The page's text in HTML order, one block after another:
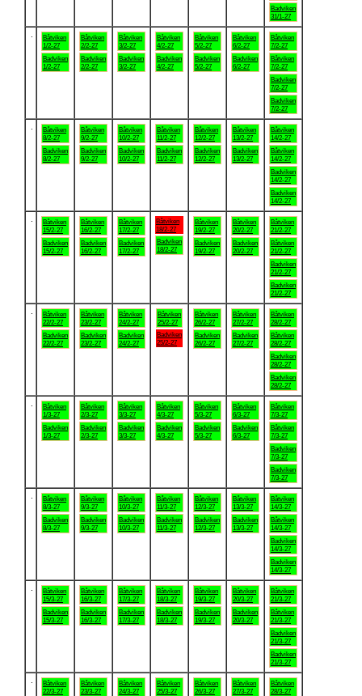
Badviken
31/1-27
Båtviken
1/2-27
Badviken
1/2-27
Båtviken
2/2-27
Badviken
2/2-27
Båtviken
3/2-27
Badviken
3/2-27
Båtviken
4/2-27
Badviken
4/2-27
Båtviken
5/2-27
Badviken
5/2-27
Båtviken
6/2-27
Badviken
6/2-27
Båtviken
7/2-27
Båtviken
7/2-27
Badviken
7/2-27
Badviken
7/2-27
Båtviken
8/2-27
Badviken
8/2-27
Båtviken
9/2-27
Badviken
9/2-27
Båtviken
10/2-27
Badviken
10/2-27
Båtviken
11/2-27
Badviken
11/2-27
Båtviken
12/2-27
Badviken
12/2-27
Båtviken
13/2-27
Badviken
13/2-27
Båtviken
14/2-27
Båtviken
14/2-27
Badviken
14/2-27
Badviken
14/2-27
Båtviken
15/2-27
Badviken
15/2-27
Båtviken
16/2-27
Badviken
16/2-27
Båtviken
17/2-27
Badviken
17/2-27
Båtviken
18/2-27
Badviken
18/2-27
Båtviken
19/2-27
Badviken
19/2-27
Båtviken
20/2-27
Badviken
20/2-27
Båtviken
21/2-27
Båtviken
21/2-27
Badviken
21/2-27
Badviken
21/2-27
Båtviken
22/2-27
Badviken
22/2-27
Båtviken
23/2-27
Badviken
23/2-27
Båtviken
24/2-27
Badviken
24/2-27
Båtviken
25/2-27
Badviken
25/2-27
Båtviken
26/2-27
Badviken
26/2-27
Båtviken
27/2-27
Badviken
27/2-27
Båtviken
28/2-27
Båtviken
28/2-27
Badviken
28/2-27
Badviken
28/2-27
Båtviken
1/3-27
Badviken
1/3-27
Båtviken
2/3-27
Badviken
2/3-27
Båtviken
3/3-27
Badviken
3/3-27
Båtviken
4/3-27
Badviken
4/3-27
Båtviken
5/3-27
Badviken
5/3-27
Båtviken
6/3-27
Badviken
6/3-27
Båtviken
7/3-27
Båtviken
7/3-27
Badviken
7/3-27
Badviken
7/3-27
Båtviken
8/3-27
Badviken
8/3-27
Båtviken
9/3-27
Badviken
9/3-27
Båtviken
10/3-27
Badviken
10/3-27
Båtviken
11/3-27
Badviken
11/3-27
Båtviken
12/3-27
Badviken
12/3-27
Båtviken
13/3-27
Badviken
13/3-27
Båtviken
14/3-27
Båtviken
14/3-27
Badviken
14/3-27
Badviken
14/3-27
Båtviken
15/3-27
Badviken
15/3-27
Båtviken
16/3-27
Badviken
16/3-27
Båtviken
17/3-27
Badviken
17/3-27
Båtviken
18/3-27
Badviken
18/3-27
Båtviken
19/3-27
Badviken
19/3-27
Båtviken
20/3-27
Badviken
20/3-27
Båtviken
21/3-27
Båtviken
21/3-27
Badviken
21/3-27
Badviken
21/3-27
Båtviken
22/3-27
Båtviken
23/3-27
Båtviken
24/3-27
Båtviken
25/3-27
Båtviken
26/3-27
Båtviken
27/3-27
Båtviken
28/3-27